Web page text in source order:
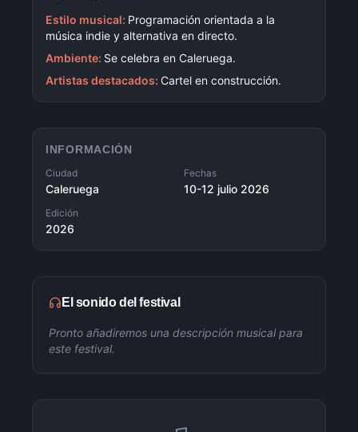
Estilo musical: Programación orientada a la
música indie y alternativa en directo.
Ambiente: Se celebra en Caleruega.
Artistas destacados: Cartel en construcción.
INFORMACIÓN
Ciudad
Caleruega
Fechas
10-12 julio 2026
Edición
2026
El sonido del festival
Pronto añadiremos una descripción musical para
este festival.